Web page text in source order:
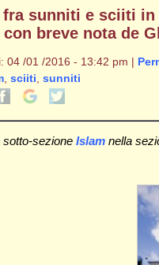
sunniti e sciiti
breve nota de
04 /01 /2016 - 13:42 pm |
, sciiti sunniti
sotto-sezione Islamnella